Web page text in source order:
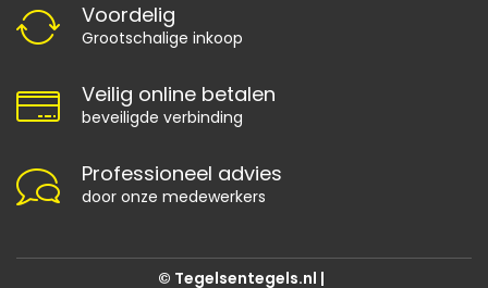
Voordelig
Grootschalige inkoop
Veilig online betalen
beveiligde verbinding
Professioneel advies
door onze medewerkers
© Tegelsentegels.nl |